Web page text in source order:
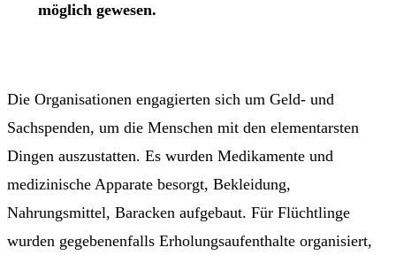
möglich gewesen.
Die Organisationen engagierten sich um Geld- und
Sachspenden, um die Menschen mit den elementarsten
Dingen auszustatten. Es wurden Medikamente und
medizinische Apparate besorgt, Bekleidung,
Nahrungsmittel, Baracken aufgebaut. Für Flüchtlinge
wurden gegebenenfalls Erholungsaufenthalte organisiert,